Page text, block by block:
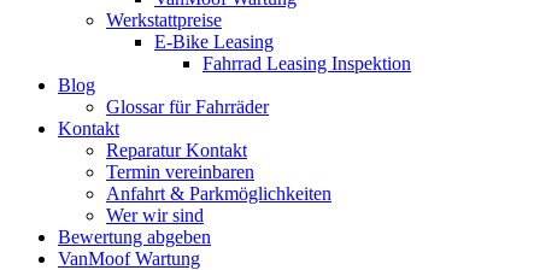
Werkstattpreise
E-Bike Leasing
Fahrrad Leasing Inspektion
Blog
Glossar für Fahrräder
Kontakt
Reparatur Kontakt
Termin vereinbaren
Anfahrt & Parkmöglichkeiten
Wer wir sind
Bewertung abgeben
VanMoof Wartung